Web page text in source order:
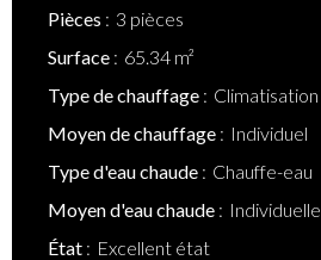
Pièces
3 pièces
Surface
65.34 m²
Type de chauffage
Climatisation
Moyen de chauffage
Individuel
Type d'eau chaude
Chauffe-eau
Moyen d'eau chaude
Individuelle
État
Excellent état